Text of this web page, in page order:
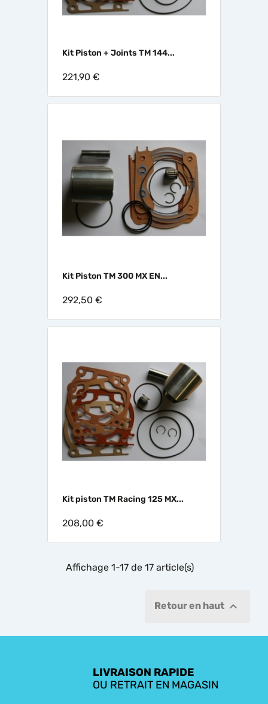
Kit Piston + Joints TM 144...
221,90 €
Kit Piston TM 300 MX EN...
292,50 €
Kit piston TM Racing 125 MX...
208,00 €
Affichage 1-17 de 17 article(s)
Retour en haut 
LIVRAISON RAPIDE
OU RETRAIT EN MAGASIN